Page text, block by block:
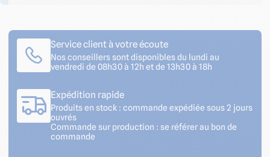
Service client à votre écoute
Nos conseillers sont disponibles du lundi au
vendredi de 08h30 à 12h et de 13h30 à 18h
Expédition rapide
Produits en stock : commande expédiée sous 2 jours
ouvrés
Commande sur production : se référer au bon de
commande